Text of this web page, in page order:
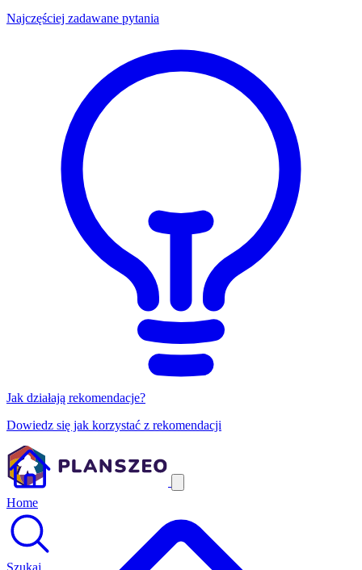
Najczęściej zadawane pytania
Jak działają rekomendacje?
Dowiedz się jak korzystać z rekomendacji
Home
Szukaj